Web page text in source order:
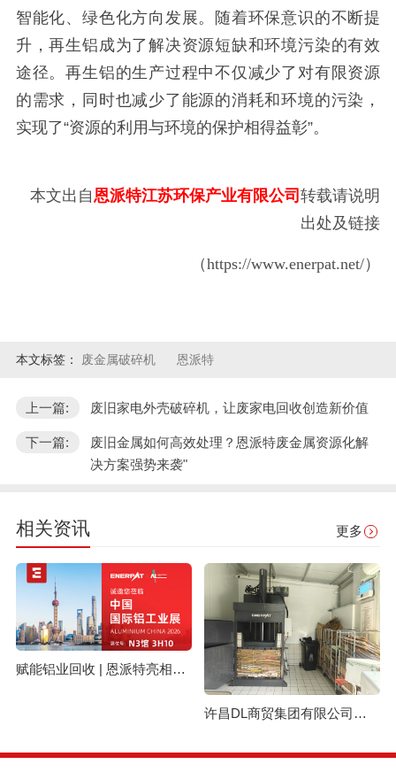
智能化、绿色化方向发展。随着环保意识的不断提
升，再生铝成为了解决资源短缺和环境污染的有效
途径。再生铝的生产过程中不仅减少了对有限资源
的需求，同时也减少了能源的消耗和环境的污染，
实现了“资源的利用与环境的保护相得益彰”。
本文出自 恩派特江苏环保产业有限公司转载请说明
出处及链接
（https://www.enerpat.net/）
本文标签： 废金属破碎机 恩派特
上一篇: 废旧家电外壳破碎机，让废家电回收创造新价值
下一篇:
废旧金属如何高效处理？恩派特废金属资源化解
决方案强势来袭"
相关资讯 更多
赋能铝业回收 | 恩派特亮相上海国际铝工业展
许昌DL商贸集团有限公司与恩派特定制立式废纸打包机案例